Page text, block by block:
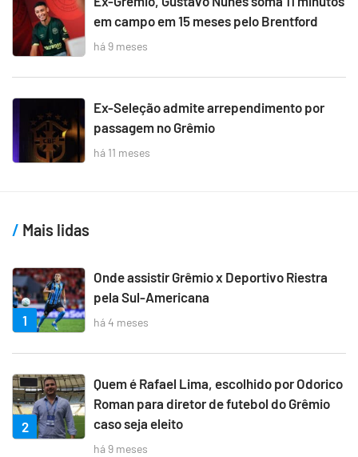
em campo em 15 meses pelo Brentford
há 9 meses
Ex-Seleção admite arrependimento por
passagem no Grêmio
há 11 meses
Mais lidas
1
Onde assistir Grêmio x Deportivo Riestra
pela Sul-Americana
há 4 meses
2
Quem é Rafael Lima, escolhido por Odorico
Roman para diretor de futebol do Grêmio
caso seja eleito
há 9 meses